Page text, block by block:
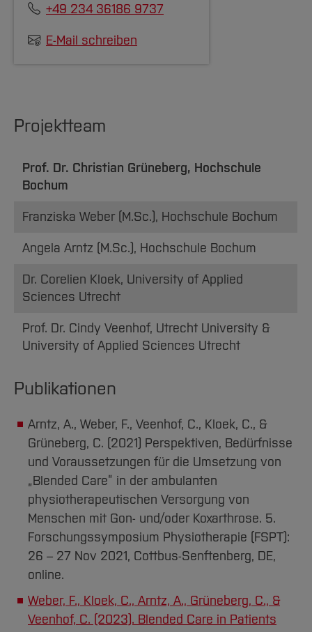
+49 234 36186 9737
E-Mail schreiben
Projektteam
Prof. Dr. Christian Grüneberg, Hochschule
Bochum
Franziska Weber (M.Sc.), Hochschule Bochum
Angela Arntz (M.Sc.), Hochschule Bochum
Dr. Corelien Kloek, University of Applied
Sciences Utrecht
Prof. Dr. Cindy Veenhof, Utrecht University &
University of Applied Sciences Utrecht
Publikationen
Arntz, A., Weber, F., Veenhof, C., Kloek, C., &
Grüneberg, C. (2021) Perspektiven, Bedürfnisse
und Voraussetzungen für die Umsetzung von
„Blended Care” in der ambulanten
physiotherapeutischen Versorgung von
Menschen mit Gon- und/oder Koxarthrose. 5.
Forschungssymposium Physiotherapie (FSPT):
26 – 27 Nov 2021, Cottbus-Senftenberg, DE,
online.
Weber, F., Kloek, C., Arntz, A., Grüneberg, C., &
Veenhof, C. (2023). Blended Care in Patients